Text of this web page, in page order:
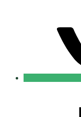
Добровольцы